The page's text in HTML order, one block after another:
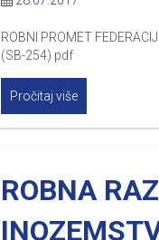
ROBNI PROMET
(SB-254) pdf
Pročitaj više
ROBNA